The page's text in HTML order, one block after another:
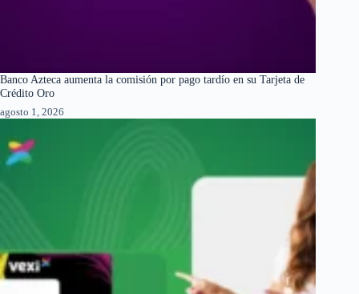
Banco Azteca aumenta la comisión por pago tardío en su Tarjeta de
Crédito Oro
agosto 1, 2026